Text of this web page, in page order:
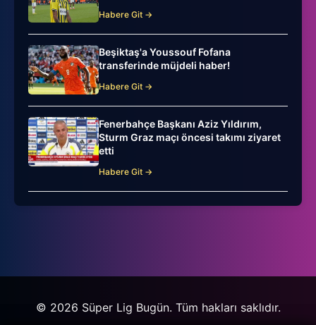
Habere Git →
Beşiktaş'a Youssouf Fofana
transferinde müjdeli haber!
Habere Git →
Fenerbahçe Başkanı Aziz Yıldırım,
Sturm Graz maçı öncesi takımı ziyaret
etti
Habere Git →
© 2026 Süper Lig Bugün. Tüm hakları saklıdır.